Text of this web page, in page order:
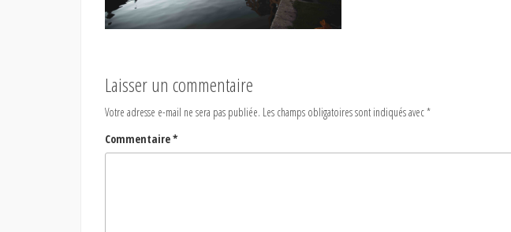
Laisser un commentaire
Votre adresse e-mail ne sera pas publiée. Les champs obligatoires sont indiqués avec*
Commentaire*